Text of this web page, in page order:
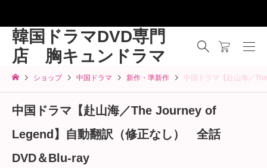
韓国ドラマDVD専門
店 胸キュンドラマ
ショップ 中国ドラマ 新作・準新作 中国ドラマ【赴山海／
中国ドラマ【赴山海／The Journey of
Legend】自動翻訳（修正なし） 全話
DVD＆Blu-ray